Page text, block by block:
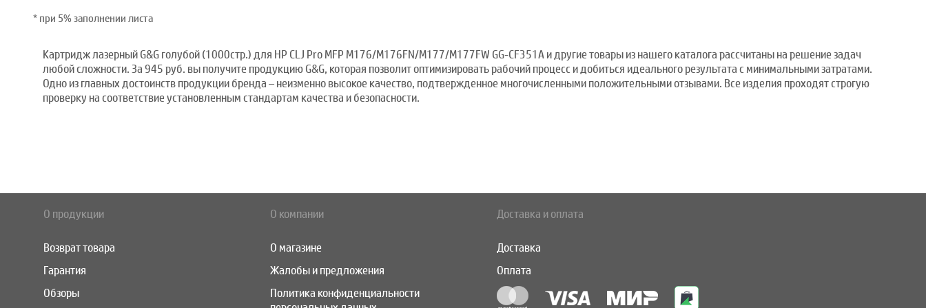
* при 5% заполнении листа
Картридж лазерный G&G голубой (1000стр.) для HP CLJ Pro MFP M176/M176FN/M177/M177FW GG-CF351A и другие товары из нашего каталога рассчитаны на решение задач
любой сложности. За 945 руб. вы получите продукцию G&G, которая позволит оптимизировать рабочий процесс и добиться идеального результата с минимальными затратами.
Одно из главных достоинств продукции бренда – неизменно высокое качество, подтвержденное многочисленными положительными отзывами. Все изделия проходят строгую
проверку на соответствие установленным стандартам качества и безопасности.
О продукции
Возврат товара
Гарантия
Обзоры
О компании
О магазине
Жалобы и предложения
Политика конфиденциальности
Доставка и оплата
Доставка
Оплата